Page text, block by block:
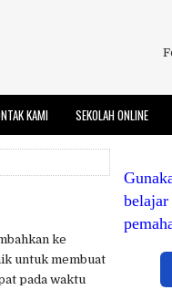
KAMI SEKOLAH ONLINE
ke
untuk membuat
pada waktu